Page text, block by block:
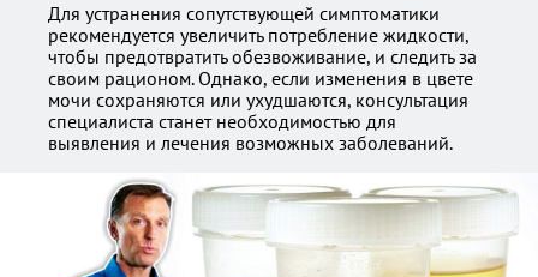
Для устранения сопутствующей симптоматики
рекомендуется увеличить потребление жидкости,
чтобы предотвратить обезвоживание, и следить за
своим рационом. Однако, если изменения в цвете
мочи сохраняются или ухудшаются, консультация
специалиста станет необходимостью для
выявления и лечения возможных заболеваний.